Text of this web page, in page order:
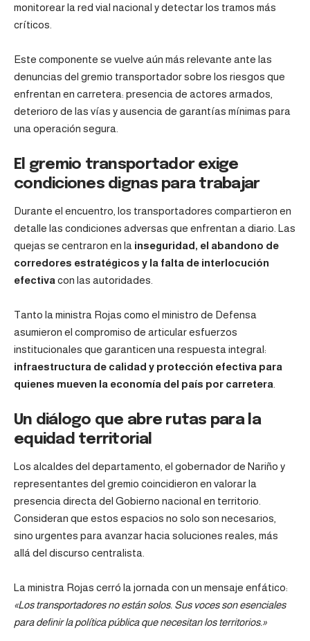
monitorear la red vial nacional y detectar los tramos más
críticos.
Este componente se vuelve aún más relevante ante las
denuncias del gremio transportador sobre los riesgos que
enfrentan en carretera: presencia de actores armados,
deterioro de las vías y ausencia de garantías mínimas para
una operación segura.
El gremio transportador exige
condiciones dignas para trabajar
Durante el encuentro, los transportadores compartieron en
detalle las condiciones adversas que enfrentan a diario. Las
quejas se centraron en la inseguridad, el abandono de
corredores estratégicos y la falta de interlocución
efectiva con las autoridades.
Tanto la ministra Rojas como el ministro de Defensa
asumieron el compromiso de articular esfuerzos
institucionales que garanticen una respuesta integral:
infraestructura de calidad y protección efectiva para
quienes mueven la economía del país por carretera
Un diálogo que abre rutas para la
equidad territorial
Los alcaldes del departamento, el gobernador de Nariño y
representantes del gremio coincidieron en valorar la
presencia directa del Gobierno nacional en territorio.
Consideran que estos espacios no solo son necesarios,
sino urgentes para avanzar hacia soluciones reales, más
allá del discurso centralista.
La ministra Rojas cerró la jornada con un mensaje enfático:
«Los transportadores no están solos. Sus voces son esenciales
para definir la política pública que necesitan los territorios.»